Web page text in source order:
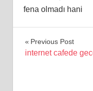
fena olmadı hani
Yazı
Previous Post
internet cafede